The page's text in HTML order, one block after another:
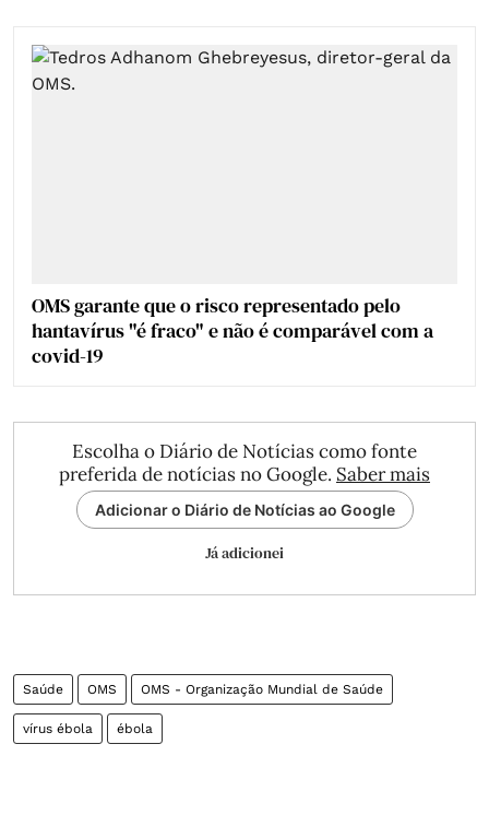
OMS garante que o risco representado pelo
hantavírus "é fraco" e não é comparável com a
covid-19
Escolha o Diário de Notícias como fonte
preferida de notícias no Google. Saber mais
Adicionar o Diário de Notícias ao Google
Já adicionei
Saúde OMS OMS - Organização Mundial de Saúde
vírus ébola ébola